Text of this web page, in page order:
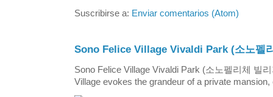
Suscribirse a: Enviar comentarios (Atom)
Sono Felice Village Vivaldi Park (소노펠
Sono Felice Village Vivaldi Park (소노펠리체 빌
Village evokes the grandeur of a private